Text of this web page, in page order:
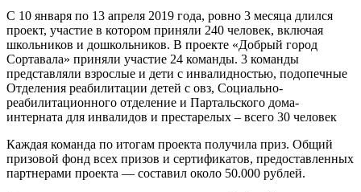
С 10 января по 13 апреля 2019 года, ровно 3 месяца длился
проект, участие в котором приняли 240 человек, включая
школьников и дошкольников. В проекте «Добрый город
Сортавала» приняли участие 24 команды. 3 команды
представляли взрослые и дети с инвалидностью, подопечные
Отделения реабилитации детей с овз, Социально-
реабилитационного отделение и Партальского дома-
интерната для инвалидов и престарелых – всего 30 человек
Каждая команда по итогам проекта получила приз. Общий
призовой фонд всех призов и сертификатов, предоставленных
партнерами проекта — составил около 50.000 рублей.